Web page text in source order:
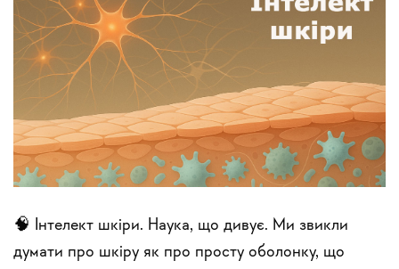
🧠 Інтелект шкіри. Наука, що дивує. Ми звикли
думати про шкіру як про просту оболонку, що